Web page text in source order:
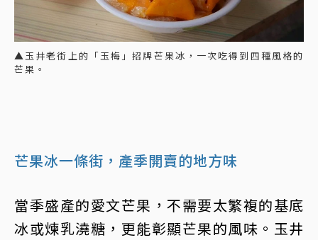
▲玉井老街上的「玉梅」招牌芒果冰，一次吃得到四種風格的
芒果。
芒果冰一條街，產季開賣的地方味
當季盛產的愛文芒果，不需要太繁複的基底
冰或煉乳澆糖，更能彰顯芒果的風味。玉井